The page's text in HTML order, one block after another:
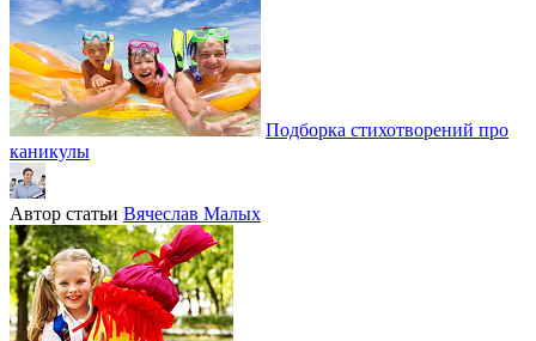
Подборка стихотворений про
каникулы
Автор статьи Вячеслав Малых